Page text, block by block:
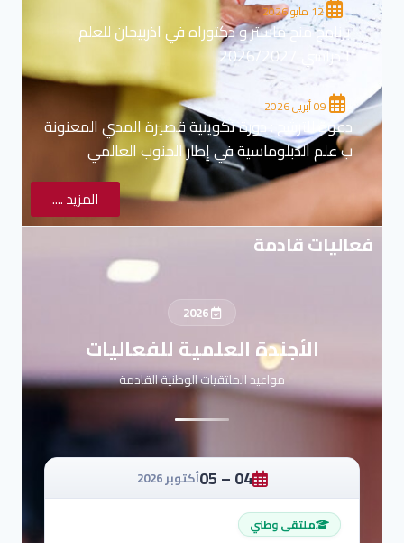
12 مايو 2026
برنامج منح ماستر و دكتوراه في اذربيجان للعلم
الدراسي 2026/2027
09 أبريل 2026
دعوة للترشح : دورة تكوينية قصيرة المدي المعنونة
ب علم الدبلوماسية في إطار الجنوب العالمي
المزيد ....
فعاليات قادمة
الأجندة العلمية للفعاليات
مواعيد الملتقيات الوطنية القادمة
04 – 05 أكتوبر 2026
ملتقى وطني